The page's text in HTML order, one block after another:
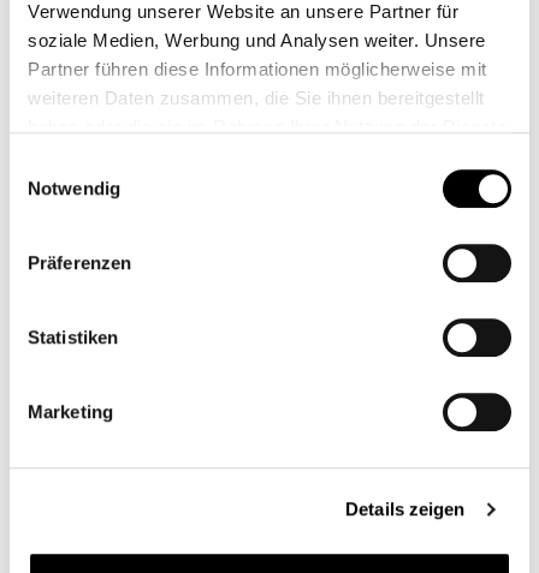
Verwendung unserer Website an unsere Partner für
soziale Medien, Werbung und Analysen weiter. Unsere
Partner führen diese Informationen möglicherweise mit
weiteren Daten zusammen, die Sie ihnen bereitgestellt
Notwendig
Präferenzen
Statistiken
Marketing
Details zeigen
SCRAMBLER 900
CB12523M
FÜR ORIGINALZANGE